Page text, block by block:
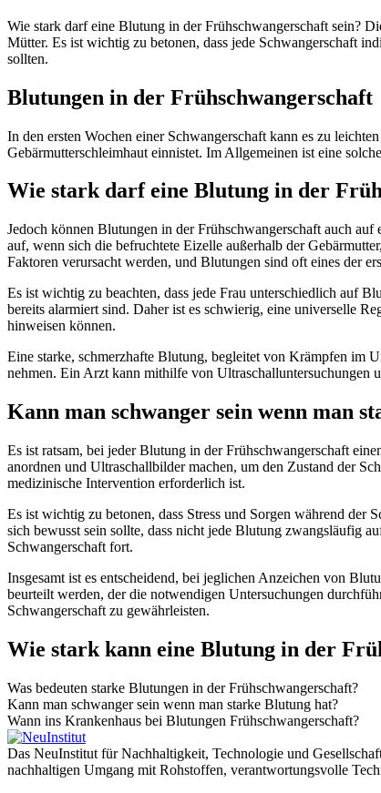
Wie stark darf eine Blutung in der Frühschwangerschaft sein?
Mütter. Es ist wichtig zu betonen, dass jede Schwangerschaft
sollten.
Blutungen in der Frühschwangerschaft
In den ersten Wochen einer Schwangerschaft kann es zu
Gebärmutterschleimhaut einnistet. Im Allgemeinen ist eine
Wie stark darf eine Blutung in der
Jedoch können Blutungen in der Frühschwangerschaft auch
auf, wenn sich die befruchtete Eizelle außerhalb der
Faktoren verursacht werden, und Blutungen sind oft eines der
Es ist wichtig zu beachten, dass jede Frau unterschiedlich auf
bereits alarmiert sind. Daher ist es schwierig, eine universelle
hinweisen können.
Eine starke, schmerzhafte Blutung, begleitet von Krämpfen im
nehmen. Ein Arzt kann mithilfe von Ultraschalluntersuchungen
Kann man schwanger sein wenn man
Es ist ratsam, bei jeder Blutung in der Frühschwangerschaft
anordnen und Ultraschallbilder machen, um den Zustand der
medizinische Intervention erforderlich ist.
Es ist wichtig zu betonen, dass Stress und Sorgen während der
sich bewusst sein sollte, dass nicht jede Blutung zwangsläufig
Schwangerschaft fort.
Insgesamt ist es entscheidend, bei jeglichen Anzeichen von
beurteilt werden, der die notwendigen Untersuchungen
Schwangerschaft zu gewährleisten.
Wie stark kann eine Blutung in der
Was bedeuten starke Blutungen in der Frühschwangerschaft?
Kann man schwanger sein wenn man starke Blutung hat?
Wann ins Krankenhaus bei Blutungen Frühschwangerschaft?
Das NeuInstitut für Nachhaltigkeit, Technologie und
nachhaltigen Umgang mit Rohstoffen, verantwortungsvolle